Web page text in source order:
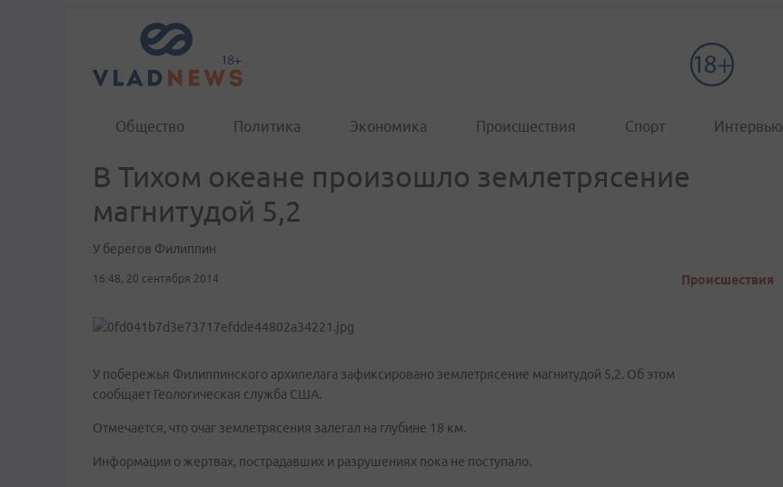
Общество Политика Экономика Происшествия Спорт Интервью
В Тихом океане произошло землетрясение
магнитудой 5,2
У берегов Филиппин
16:48, 20 сентября 2014 Происшествия
У побережья Филиппинского архипелага зафиксировано землетрясение магнитудой 5,2. Об этом
сообщает Геологическая служба США.
Отмечается, что очаг землетрясения залегал на глубине 18 км.
Информации о жертвах, пострадавших и разрушениях пока не поступало.